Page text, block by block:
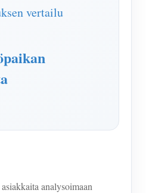
vertailu
analysoimaan